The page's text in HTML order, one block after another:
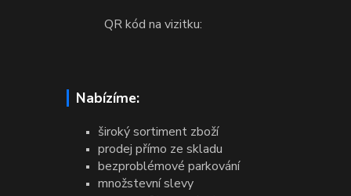
QR kód na vizitku:
Nabízíme:
široký sortiment zboží
prodej přímo ze skladu
bezproblémové parkování
množstevní slevy